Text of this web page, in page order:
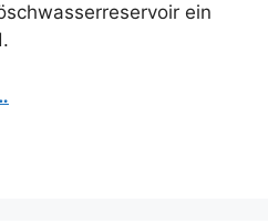
ein